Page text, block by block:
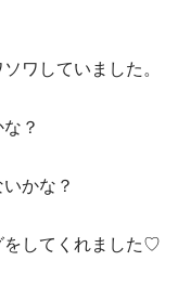
ワしていました。
？
かな？
をしてくれました♡